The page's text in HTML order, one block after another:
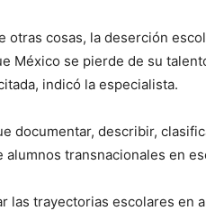
otras cosas, la deserción
México se pierde de su
indicó la especialista.
documentar, describir,
transnacionales en
las trayectorias escolares en